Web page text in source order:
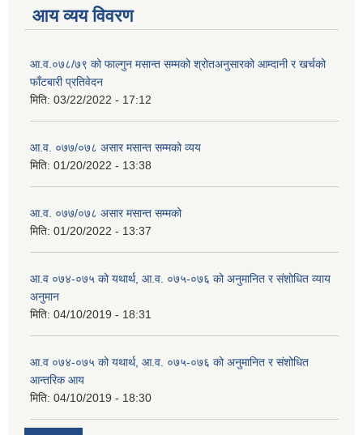
आय व्यय विवरण
आ.व.०७८/७९ को फाल्गुन मसान्त सम्मको श्रोतअनुसारको आम्दानी र खर्चको
फाँटबारी प्रतिवेदन
मिति: 03/22/2022 - 17:12
आ.व. ०७७/०७८ असार मसान्त सम्मको व्यय
मिति: 01/20/2022 - 13:38
आ.व. ०७७/०७८ असार मसान्त सम्मको
मिति: 01/20/2022 - 13:37
आ.व ०७४-०७५ को यथार्थ, आ.व. ०७५-०७६ को अनुमानित र संशोधित व्याय
अनुमान
मिति: 04/10/2019 - 18:31
आ.व ०७४-०७५ को यथार्थ, आ.व. ०७५-०७६ को अनुमानित र संशोधित
आन्तरिक आय
मिति: 04/10/2019 - 18:30